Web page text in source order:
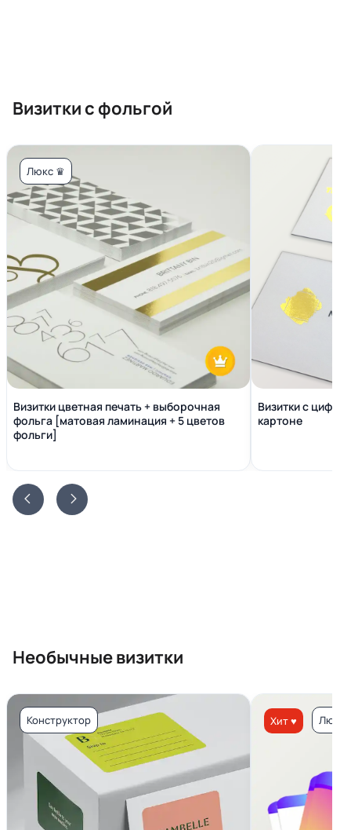
Визитки с фольгой
Люкс ♛
Визитки цветная печать + выборочная
фольга [матовая ламинация + 5 цветов
фольги]
Визитки с
картоне
Необычные визитки
Конструктор Хит ♥ Люкс